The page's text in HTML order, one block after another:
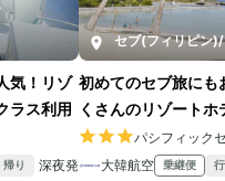
気！リゾ
ラス利用
帰り 深夜発
セブ(フィリピン)/
初めてのセブ旅にも
くさんのリゾート
パシフィック
大韓航空
乗継便